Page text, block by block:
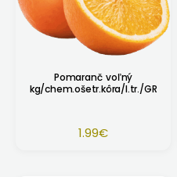
Pomaranč voľný
kg/chem.ošetr.kôra/I.tr./GR
1.99€